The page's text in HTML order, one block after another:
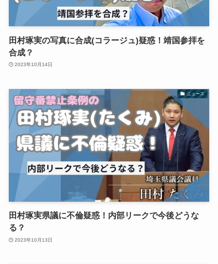
田村琢実の写真に合成(コラージュ)疑惑！靖国参拝を
合成？
2023年10月14日
ニュース
田村琢実県議に不倫疑惑！内部リークで今後どうな
る？
2023年10月13日